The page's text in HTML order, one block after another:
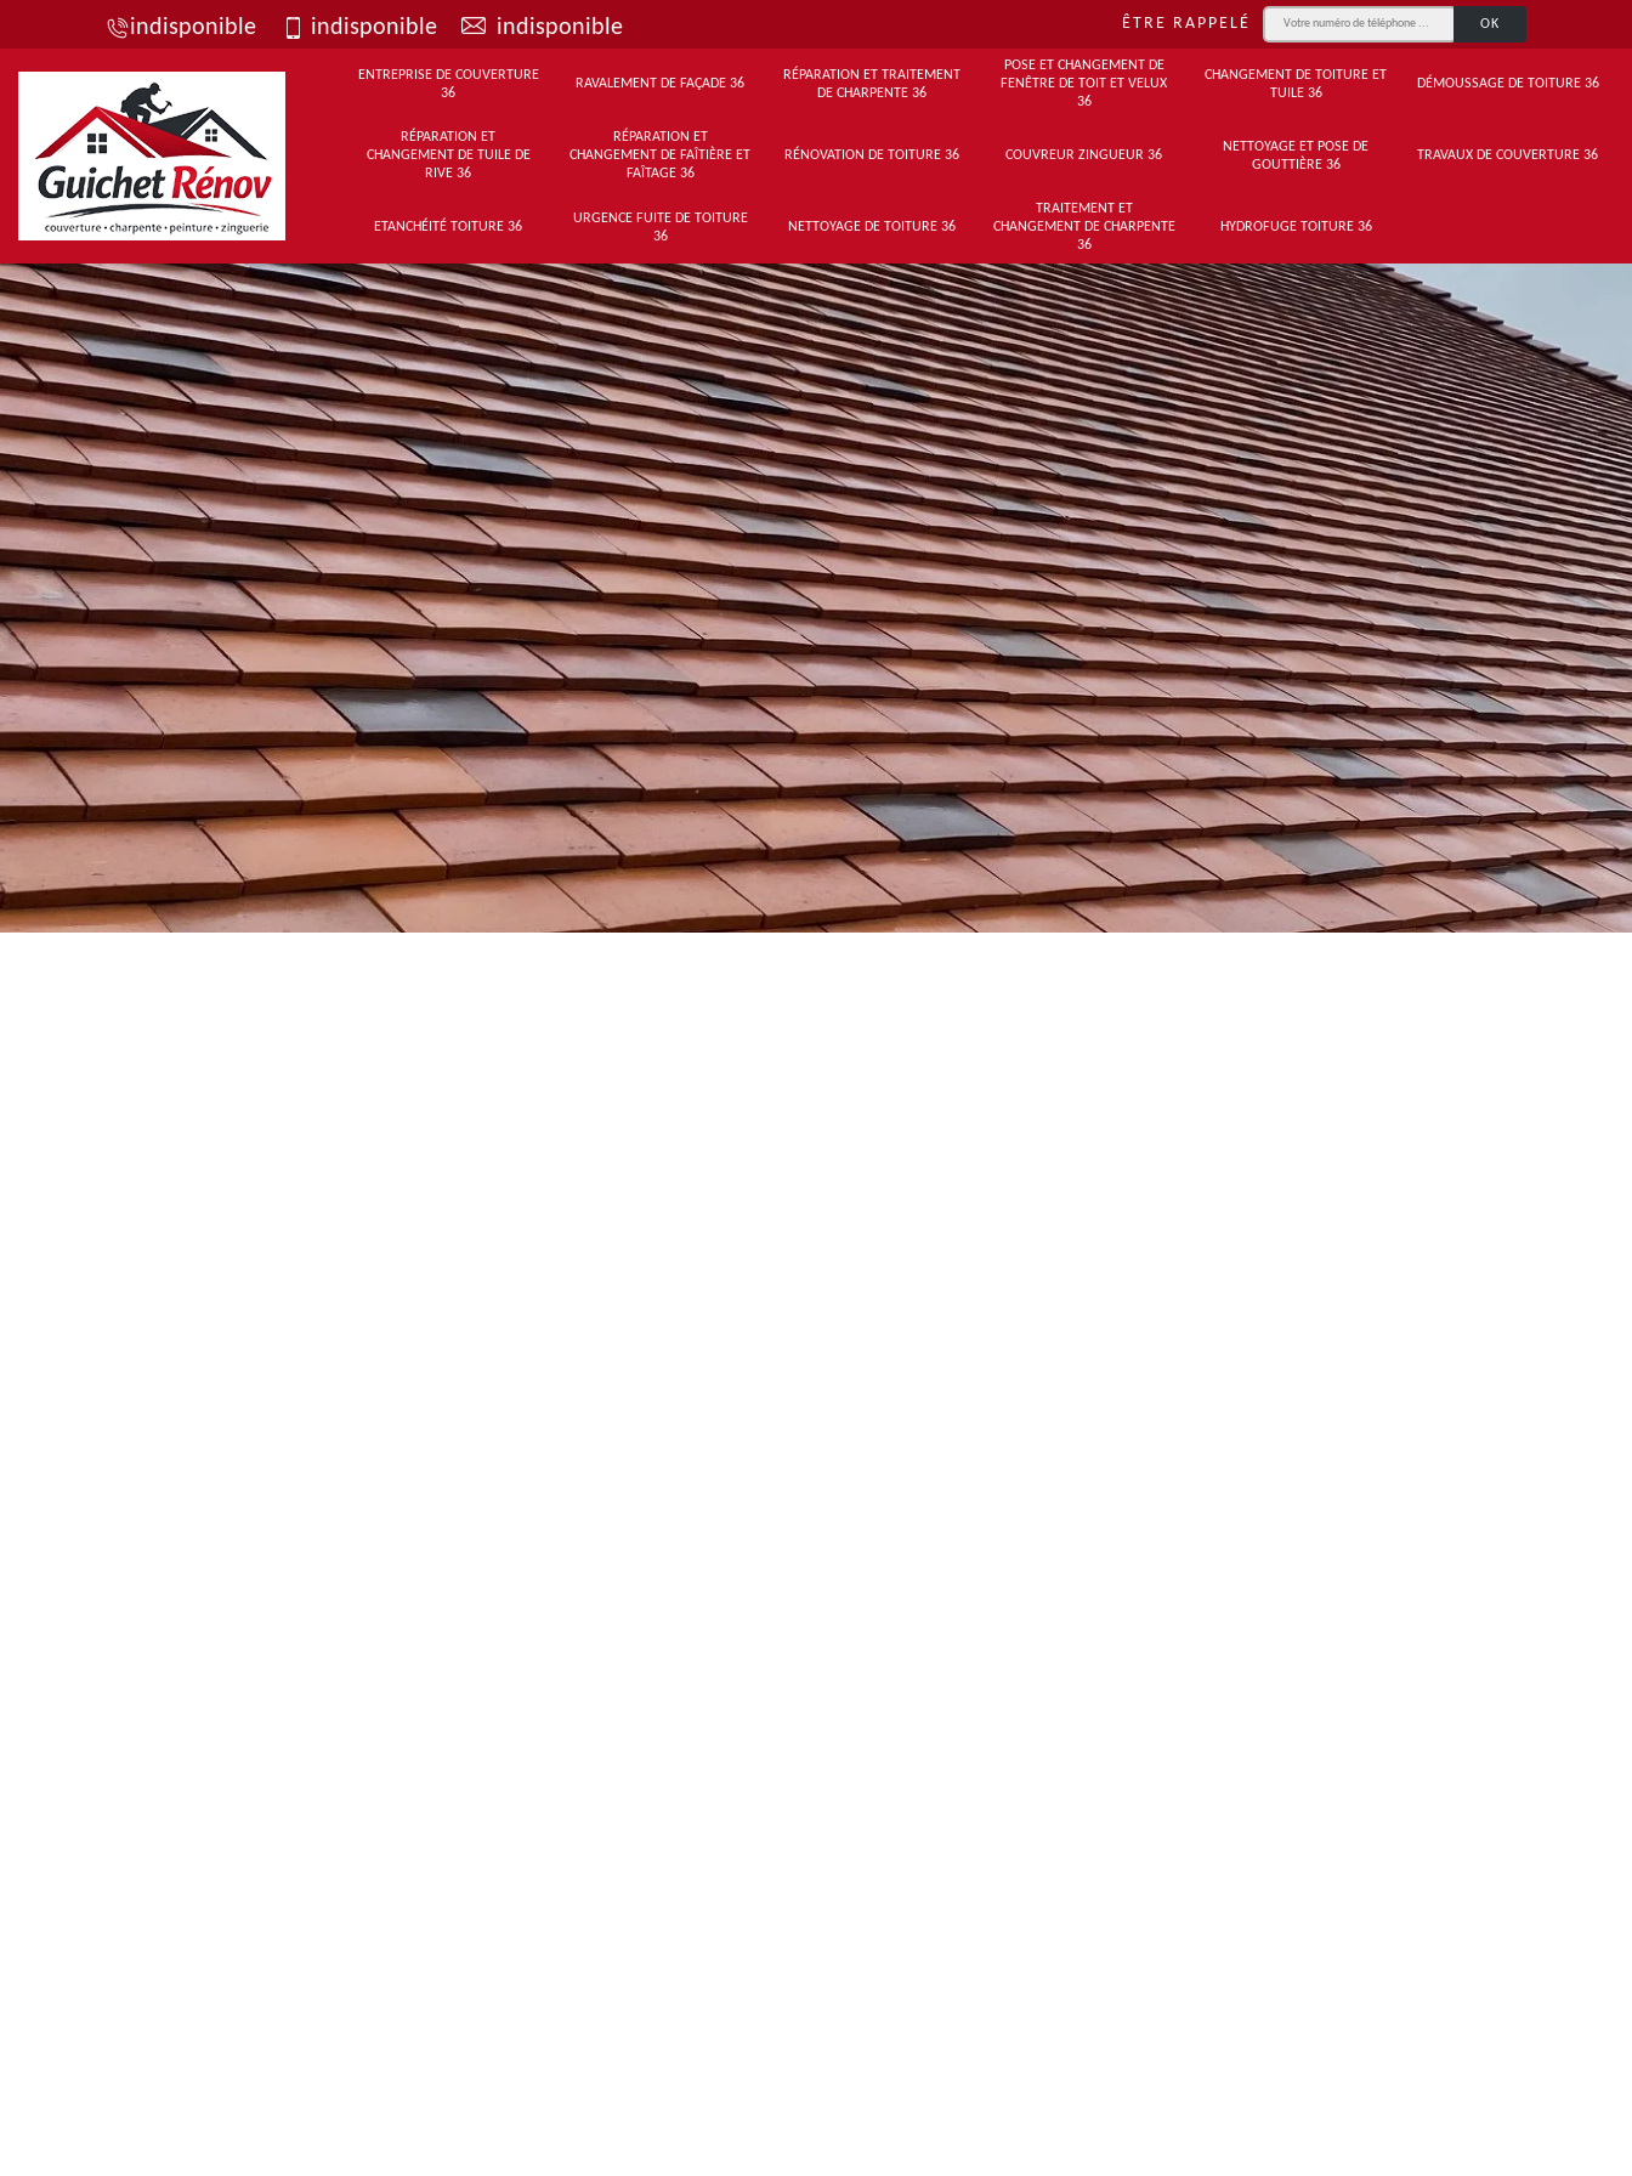
indisponible indisponible indisponible ÊTRE RAPPELÉ
ENTREPRISE DE COUVERTURE
36
RAVALEMENT DE FAÇADE 36
RÉPARATION ET TRAITEMENT
DE CHARPENTE 36
POSE ET CHANGEMENT DE
FENÊTRE DE TOIT ET VELUX
36
CHANGEMENT DE TOITURE ET
TUILE 36
DÉMOUSSAGE DE TOITURE 36
RÉPARATION ET
CHANGEMENT DE TUILE DE
RIVE 36
RÉPARATION ET
CHANGEMENT DE FAÎTIÈRE ET
FAÎTAGE 36
RÉNOVATION DE TOITURE 36 COUVREUR ZINGUEUR 36
NETTOYAGE ET POSE DE
GOUTTIÈRE 36
TRAVAUX DE COUVERTURE 36
ETANCHÉITÉ TOITURE 36
URGENCE FUITE DE TOITURE
36
NETTOYAGE DE TOITURE 36
TRAITEMENT ET
CHANGEMENT DE CHARPENTE
36
HYDROFUGE TOITURE 36